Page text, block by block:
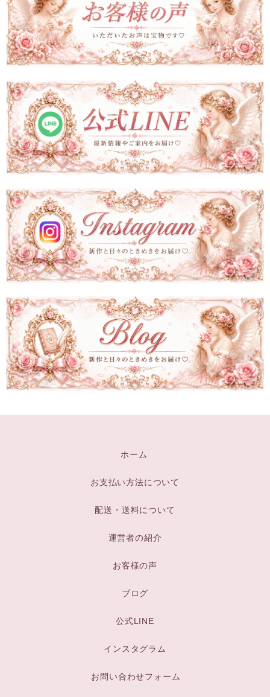
ホーム
お支払い方法について
配送・送料について
運営者の紹介
お客様の声
ブログ
公式LINE
インスタグラム
お問い合わせフォーム